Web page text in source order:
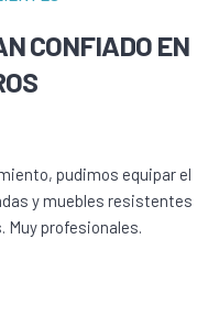
CONFIADO EN
pudimos equipar el
y muebles resistentes
Muy profesionales.